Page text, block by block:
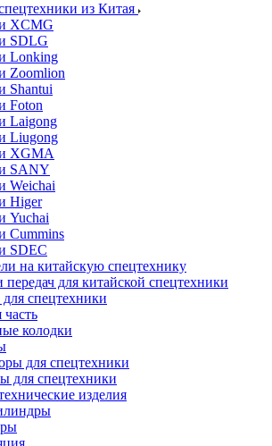
из Китая
XCMG
SDLG
Lonking
Zoomlion
Shantui
Foton
Laigong
Liugong
XGMA
SANY
Weichai
Higer
Yuchai
Cummins
SDEC
на китайскую спецтехнику
передач для китайской спецтехники
спецтехники
часть
колодки
для спецтехники
для спецтехники
изделия